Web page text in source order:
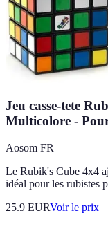
Jeu casse-tete
Multicolore -
Aosom FR
Le Rubik's Cube 4x4
idéal pour les rubistes
25.9 EURVoir le prix